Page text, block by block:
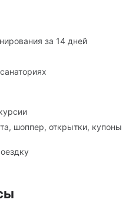
за 14 дней
шоппер, открытки, купоны